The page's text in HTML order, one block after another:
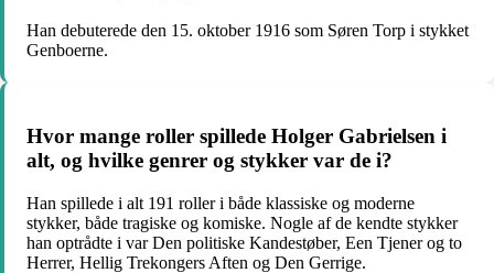
Han debuterede den 15. oktober 1916 som Søren Torp i stykket
Genboerne.
Hvor mange roller spillede Holger Gabrielsen i
alt, og hvilke genrer og stykker var de i?
Han spillede i alt 191 roller i både klassiske og moderne
stykker, både tragiske og komiske. Nogle af de kendte stykker
han optrådte i var Den politiske Kandestøber, Een Tjener og to
Herrer, Hellig Trekongers Aften og Den Gerrige.